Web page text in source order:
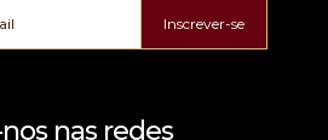
Inscrever-se
nas redes